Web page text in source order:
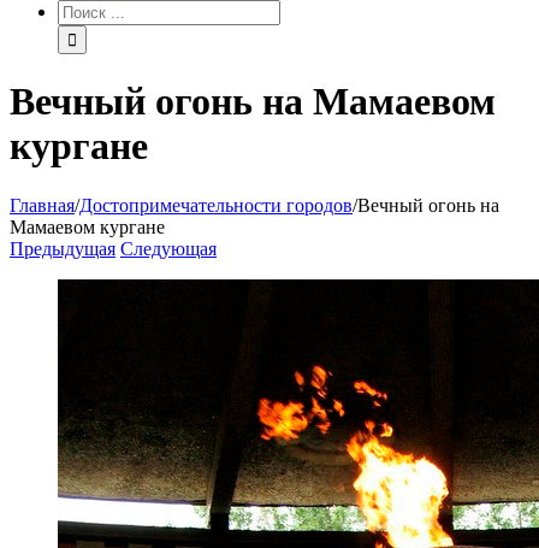
Вечный огонь на Мамаевом
кургане
Главная/Достопримечательности городов/Вечный огонь на
Мамаевом кургане
Предыдущая Следующая